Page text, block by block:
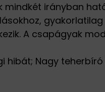
irányban
A csapágyak
hibát; Nagy